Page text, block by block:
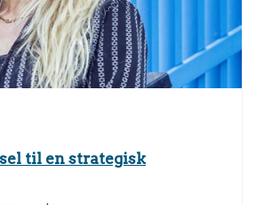
til en strategisk